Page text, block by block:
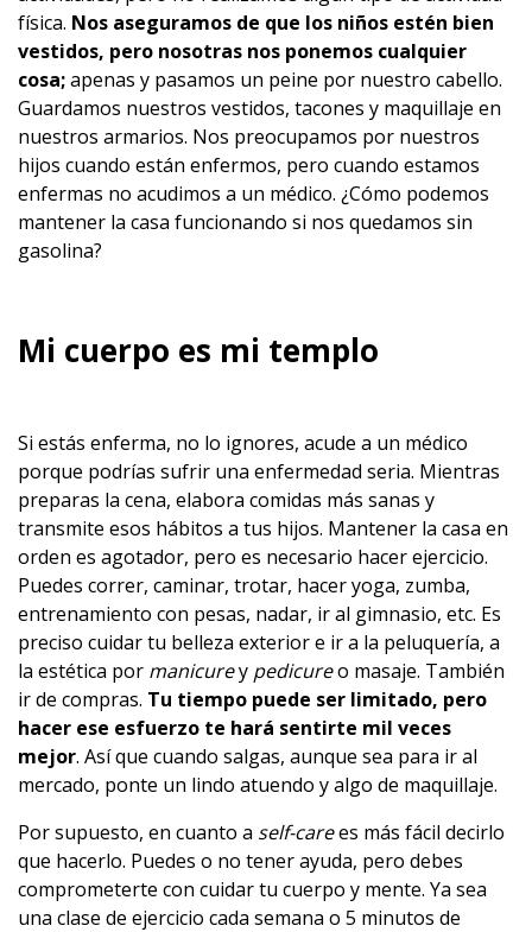
física. Nos aseguramos de que los niños estén bien
vestidos, pero nosotras nos ponemos cualquier
cosa;apenas y pasamos un peine por nuestro cabello.
Guardamos nuestros vestidos, tacones y maquillaje en
nuestros armarios. Nos preocupamos por nuestros
hijos cuando están enfermos, pero cuando estamos
enfermas no acudimos a un médico. ¿Cómo podemos
mantener la casa funcionando si nos quedamos sin
gasolina?
Mi cuerpo es mi templo
Si estás enferma, no lo ignores, acude a un médico
porque podrías sufrir una enfermedad seria. Mientras
preparas la cena, elabora comidas más sanas y
transmite esos hábitos a tus hijos. Mantener la casa en
orden es agotador, pero es necesario hacer ejercicio.
Puedes correr, caminar, trotar, hacer yoga, zumba,
entrenamiento con pesas, nadar, ir al gimnasio, etc. Es
preciso cuidar tu belleza exterior e ir a la peluquería, a
la estética por manicurey pedicureo masaje. También
ir de compras. Tu tiempo puede ser limitado, pero
hacer ese esfuerzo te hará sentirte mil veces
mejor. Así que cuando salgas, aunque sea para ir al
mercado, ponte un lindo atuendo y algo de maquillaje.
Por supuesto, en cuanto a self-carees más fácil decirlo
que hacerlo. Puedes o no tener ayuda, pero debes
comprometerte con cuidar tu cuerpo y mente. Ya sea
una clase de ejercicio cada semana o 5 minutos de